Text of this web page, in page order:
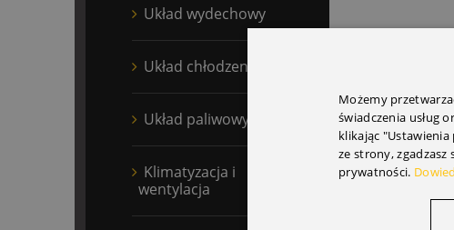
Układ wydechowy
Układ chłodzenia
Układ paliwowy
Klimatyzacja i
wentylacja
Możemy
świadczenia usług
klikając
ze strony,
prywatności.